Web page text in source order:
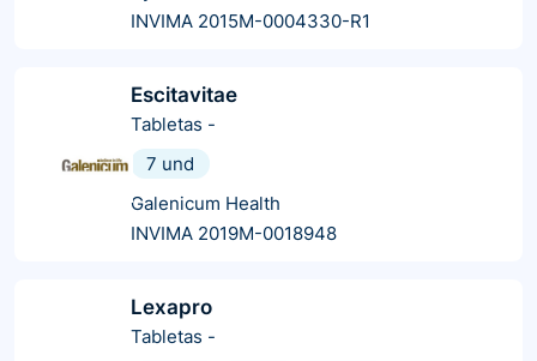
INVIMA 2015M-0004330-R1
Escitavitae
Tabletas -
7 und
Galenicum Health
INVIMA 2019M-0018948
Lexapro
Tabletas -